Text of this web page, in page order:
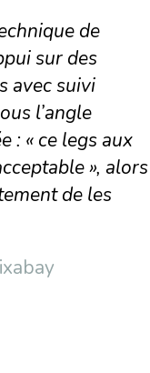
de
sur des
avec suivi
l’angle
: « ce legs aux
», alors
de les